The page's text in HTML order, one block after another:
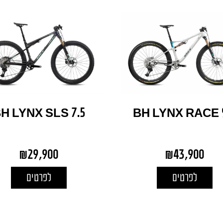
BH LYNX RACE
₪43,900
לפרטים
LYNX SLS 7.5
₪29,900
לפרטים